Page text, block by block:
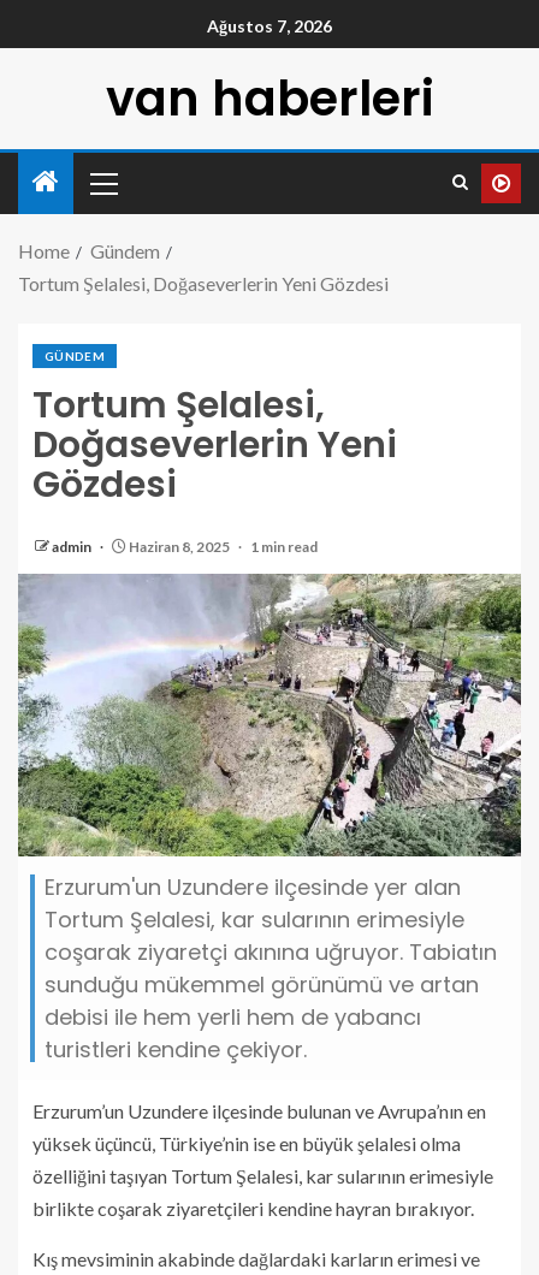
Ağustos 7, 2026
van haberleri
Home
Gündem
Tortum Şelalesi, Doğaseverlerin Yeni Gözdesi
GÜNDEM
Tortum Şelalesi,
Doğaseverlerin Yeni
Gözdesi
admin Haziran 8, 2025 1 min read
Erzurum'un Uzundere ilçesinde yer alan
Tortum Şelalesi, kar sularının erimesiyle
coşarak ziyaretçi akınına uğruyor. Tabiatın
sunduğu mükemmel görünümü ve artan
debisi ile hem yerli hem de yabancı
turistleri kendine çekiyor.
Erzurum’un Uzundere ilçesinde bulunan ve Avrupa’nın en
yüksek üçüncü, Türkiye’nin ise en büyük şelalesi olma
özelliğini taşıyan Tortum Şelalesi, kar sularının erimesiyle
birlikte coşarak ziyaretçileri kendine hayran bırakıyor.
Kış mevsiminin akabinde dağlardaki karların erimesi ve